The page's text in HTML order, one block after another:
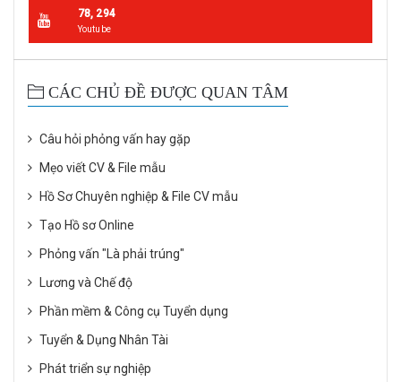
78, 294
Youtube
CÁC CHỦ ĐỀ ĐƯỢC QUAN TÂM
Câu hỏi phỏng vấn hay gặp
Mẹo viết CV & File mẫu
Hồ Sơ Chuyên nghiệp & File CV mẫu
Tạo Hồ sơ Online
Phỏng vấn "Là phải trúng"
Lương và Chế độ
Phần mềm & Công cụ Tuyển dụng
Tuyển & Dụng Nhân Tài
Phát triển sự nghiệp